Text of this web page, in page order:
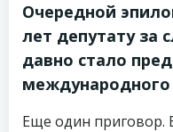
Очередной
лет депутату за
давно стало
международного
Еще один приговор.